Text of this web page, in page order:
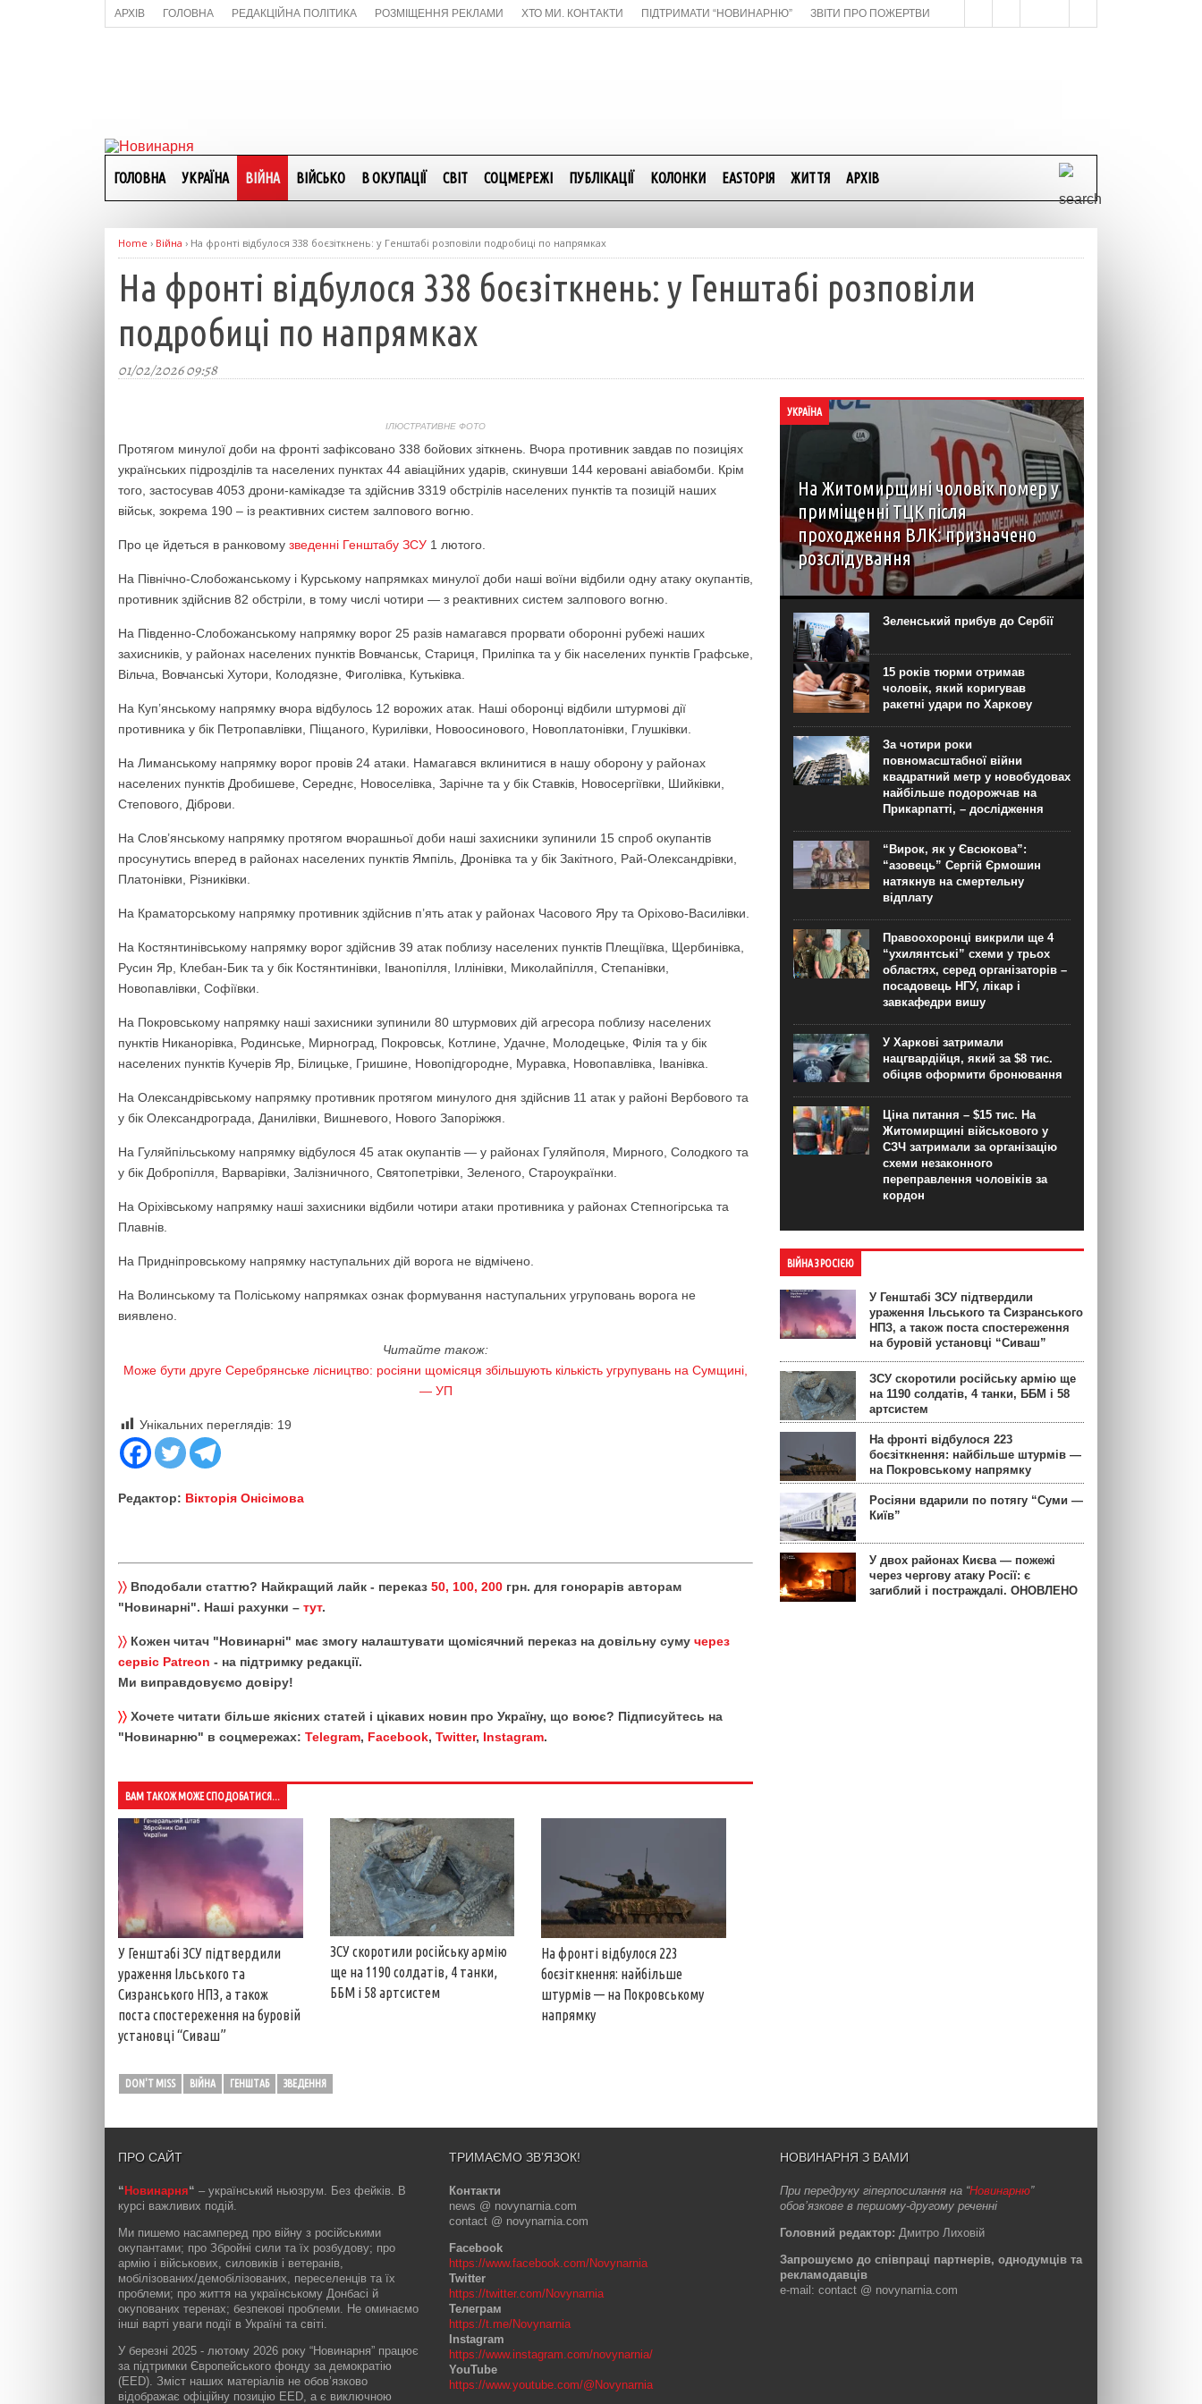
АРХІВ ГОЛОВНА РЕДАКЦІЙНА ПОЛІТИКА РОЗМІЩЕННЯ РЕКЛАМИ ХТО МИ. КОНТАКТИ ПІДТРИМАТИ “НОВИНАРНЮ” ЗВІТИ ПРО ПОЖЕРТВИ
ГОЛОВНА УКРАЇНА ВІЙНА ВІЙСЬКО В ОКУПАЦІЇ СВІТ СОЦМЕРЕЖІ ПУБЛІКАЦІЇ КОЛОНКИ EASTОРІЯ ЖИТТЯ АРХІВ
Home › Війна › На фронті відбулося 338 боєзіткнень: у Генштабі розповіли подробиці по напрямках
На фронті відбулося 338 боєзіткнень: у Генштабі розповіли
подробиці по напрямках
01/02/2026 09:58
ІЛЮСТРАТИВНЕ ФОТО
Протягом минулої доби на фронті зафіксовано 338 бойових зіткнень. Вчора противник завдав по позиціях
українських підрозділів та населених пунктах 44 авіаційних ударів, скинувши 144 керовані авіабомби. Крім
того, застосував 4053 дрони-камікадзе та здійснив 3319 обстрілів населених пунктів та позицій наших
військ, зокрема 190 – із реактивних систем залпового вогню.
Про це йдеться в ранковому зведенні Генштабу ЗСУ 1 лютого.
На Північно-Слобожанському і Курському напрямках минулої доби наші воїни відбили одну атаку окупантів,
противник здійснив 82 обстріли, в тому числі чотири — з реактивних систем залпового вогню.
На Південно-Слобожанському напрямку ворог 25 разів намагався прорвати оборонні рубежі наших
захисників, у районах населених пунктів Вовчанськ, Стариця, Приліпка та у бік населених пунктів Графське,
Вільча, Вовчанські Хутори, Колодязне, Фиголівка, Кутьківка.
На Куп’янському напрямку вчора відбулось 12 ворожих атак. Наші оборонці відбили штурмові дії
противника у бік Петропавлівки, Піщаного, Курилівки, Новоосинового, Новоплатонівки, Глушківки.
На Лиманському напрямку ворог провів 24 атаки. Намагався вклинитися в нашу оборону у районах
населених пунктів Дробишеве, Середнє, Новоселівка, Зарічне та у бік Ставків, Новосергіївки, Шийківки,
Степового, Діброви.
На Слов’янському напрямку протягом вчорашньої доби наші захисники зупинили 15 спроб окупантів
просунутись вперед в районах населених пунктів Ямпіль, Дронівка та у бік Закітного, Рай-Олександрівки,
Платонівки, Різниківки.
На Краматорському напрямку противник здійснив п’ять атак у районах Часового Яру та Оріхово-Василівки.
На Костянтинівському напрямку ворог здійснив 39 атак поблизу населених пунктів Плещіївка, Щербинівка,
Русин Яр, Клебан-Бик та у бік Костянтинівки, Іванопілля, Іллінівки, Миколайпілля, Степанівки,
Новопавлівки, Софіївки.
На Покровському напрямку наші захисники зупинили 80 штурмових дій агресора поблизу населених
пунктів Никанорівка, Родинське, Мирноград, Покровськ, Котлине, Удачне, Молодецьке, Філія та у бік
населених пунктів Кучерів Яр, Білицьке, Гришине, Новопідгородне, Муравка, Новопавлівка, Іванівка.
На Олександрівському напрямку противник протягом минулого дня здійснив 11 атак у районі Вербового та
у бік Олександрограда, Данилівки, Вишневого, Нового Запоріжжя.
На Гуляйпільському напрямку відбулося 45 атак окупантів — у районах Гуляйполя, Мирного, Солодкого та
у бік Добропілля, Варварівки, Залізничного, Святопетрівки, Зеленого, Староукраїнки.
На Оріхівському напрямку наші захисники відбили чотири атаки противника у районах Степногірська та
Плавнів.
На Придніпровському напрямку наступальних дій ворога не відмічено.
На Волинському та Поліському напрямках ознак формування наступальних угруповань ворога не
виявлено.
Читайте також:
Може бути друге Серебрянське лісництво: росіяни щомісяця збільшують кількість угрупувань на Сумщині,
— УП
Унікальних переглядів: 19
Редактор: Вікторія Онісімова
〉〉 Вподобали статтю? Найкращий лайк - переказ 50, 100, 200 грн. для гонорарів авторам
"Новинарні". Наші рахунки – тут.
〉〉 Кожен читач "Новинарні" має змогу налаштувати щомісячний переказ на довільну суму через
сервіс Patreon - на підтримку редакції.
Ми виправдовуємо довіру!
〉〉 Хочете читати більше якісних статей і цікавих новин про Україну, що воює? Підписуйтесь на
"Новинарню" в соцмережах: Telegram, Facebook, Twitter, Instagram.
ВАМ ТАКОЖ МОЖЕ СПОДОБАТИСЯ...
У Генштабі ЗСУ підтвердили
ураження Ільського та
Сизранського НПЗ, а також
поста спостереження на буровій
установці “Сиваш”
ЗСУ скоротили російську армію
ще на 1190 солдатів, 4 танки,
ББМ і 58 артсистем
На фронті відбулося 223
боєзіткнення: найбільше
штурмів — на Покровському
напрямку
DON'T MISS ВІЙНА ГЕНШТАБ ЗВЕДЕННЯ
УКРАЇНА
На Житомирщині чоловік помер у
приміщенні ТЦК після
проходження ВЛК: призначено
розслідування
6 серпня до територіального центру
комплектування на Житомирщині доставили
чоловіка, який фігурував як порушник правил
військового обліку. Під час перебування у
приміщенні він знепритомнів, а потім помер. Про
інцидент...
Зеленський прибув до Сербії
15 років тюрми отримав
чоловік, який коригував
ракетні удари по Харкову
За чотири роки
повномасштабної війни
квадратний метр у новобудовах
найбільше подорожчав на
Прикарпатті, – дослідження
“Вирок, як у Євсюкова”:
“азовець” Сергій Єрмошин
натякнув на смертельну
відплату
Правоохоронці викрили ще 4
“ухилянтські” схеми у трьох
областях, серед організаторів –
посадовець НГУ, лікар і
завкафедри вишу
У Харкові затримали
нацгвардійця, який за $8 тис.
обіцяв оформити бронювання
Ціна питання – $15 тис. На
Житомирщині військового у
СЗЧ затримали за організацію
схеми незаконного
переправлення чоловіків за
кордон
ВІЙНА З РОСІЄЮ
У Генштабі ЗСУ підтвердили
ураження Ільського та Сизранського
НПЗ, а також поста спостереження
на буровій установці “Сиваш”
ЗСУ скоротили російську армію ще
на 1190 солдатів, 4 танки, ББМ і 58
артсистем
На фронті відбулося 223
боєзіткнення: найбільше штурмів —
на Покровському напрямку
Росіяни вдарили по потягу “Суми —
Київ”
У двох районах Києва — пожежі
через чергову атаку Росії: є
загиблий і постраждалі. ОНОВЛЕНО
ПРО САЙТ
“Новинарня“ – український ньюзрум. Без фейків. В
курсі важливих подій.
Ми пишемо насамперед про війну з російськими
окупантами; про Збройні сили та їх розбудову; про
армію і військових, силовиків і ветеранів,
мобілізованих/демобілізованих, переселенців та їх
проблеми; про життя на українському Донбасі й
окупованих теренах; безпекові проблеми. Не оминаємо
інші варті уваги події в Україні та світі.
У березні 2025 - лютому 2026 року “Новинарня” працює
за підтримки Європейського фонду за демократію
(EED). Зміст наших матеріалів не обов’язково
відображає офіційну позицію EED, а є виключною
ТРИМАЄМО ЗВ’ЯЗОК!
Контакти
news @ novynarnia.com
contact @ novynarnia.com
Facebook
https://www.facebook.com/Novynarnia
Twitter
https://twitter.com/Novynarnia
Телеграм
https://t.me/Novynarnia
Instagram
https://www.instagram.com/novynarnia/
YouTube
https://www.youtube.com/@Novynarnia
НОВИНАРНЯ З ВАМИ
При передруку гіперпосилання на “Новинарню”
обов’язкове в першому-другому реченні
Головний редактор: Дмитро Лиховій
Запрошуємо до співпраці партнерів, однодумців та
рекламодавців
e-mail: contact @ novynarnia.com